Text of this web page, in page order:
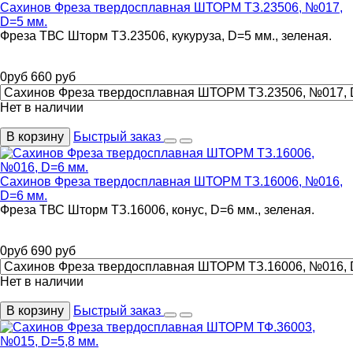
Сахинов Фреза твердосплавная ШТОРМ ТЗ.23506, №017,
D=5 мм.
Фреза ТВС Шторм ТЗ.23506, кукуруза, D=5 мм., зеленая.
0руб 660 руб
Нет в наличии
В корзину Быстрый заказ
Сахинов Фреза твердосплавная ШТОРМ ТЗ.16006, №016,
D=6 мм.
Фреза ТВС Шторм ТЗ.16006, конус, D=6 мм., зеленая.
0руб 690 руб
Нет в наличии
В корзину Быстрый заказ